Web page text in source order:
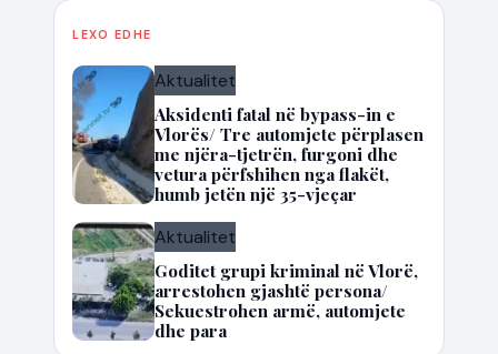
LEXO EDHE
Aktualitet
Aksidenti fatal në bypass-in e
Vlorës/ Tre automjete përplasen
me njëra-tjetrën, furgoni dhe
vetura përfshihen nga flakët,
humb jetën një 35-vjeçar
Aktualitet
Goditet grupi kriminal në Vlorë,
arrestohen gjashtë persona/
Sekuestrohen armë, automjete
dhe para